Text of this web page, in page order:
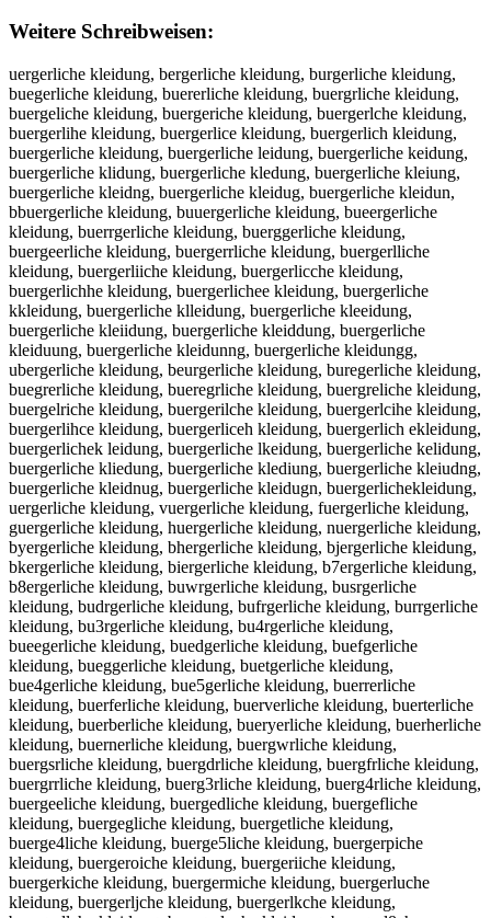
Weitere Schreibweisen:
uergerliche kleidung, bergerliche kleidung, burgerliche kleidung, buegerliche kleidung, buererliche kleidung, buergrliche kleidung, buergeliche kleidung, buergeriche kleidung, buergerlche kleidung, buergerlihe kleidung, buergerlice kleidung, buergerlich kleidung, buergerliche kleidung, buergerliche leidung, buergerliche keidung, buergerliche klidung, buergerliche kledung, buergerliche kleiung, buergerliche kleidng, buergerliche kleidug, buergerliche kleidun, bbuergerliche kleidung, buuergerliche kleidung, bueergerliche kleidung, buerrgerliche kleidung, buerggerliche kleidung, buergeerliche kleidung, buergerrliche kleidung, buergerlliche kleidung, buergerliiche kleidung, buergerlicche kleidung, buergerlichhe kleidung, buergerlichee kleidung, buergerliche kkleidung, buergerliche klleidung, buergerliche kleeidung, buergerliche kleiidung, buergerliche kleiddung, buergerliche kleiduung, buergerliche kleidunng, buergerliche kleidungg, ubergerliche kleidung, beurgerliche kleidung, buregerliche kleidung, buegrerliche kleidung, bueregrliche kleidung, buergreliche kleidung, buergelriche kleidung, buergerilche kleidung, buergerlcihe kleidung, buergerlihce kleidung, buergerliceh kleidung, buergerlich ekleidung, buergerlichek leidung, buergerliche lkeidung, buergerliche kelidung, buergerliche kliedung, buergerliche klediung, buergerliche kleiudng, buergerliche kleidnug, buergerliche kleidugn, buergerlichekleidung, uergerliche kleidung, vuergerliche kleidung, fuergerliche kleidung, guergerliche kleidung, huergerliche kleidung, nuergerliche kleidung, byergerliche kleidung, bhergerliche kleidung, bjergerliche kleidung, bkergerliche kleidung, biergerliche kleidung, b7ergerliche kleidung, b8ergerliche kleidung, buwrgerliche kleidung, busrgerliche kleidung, budrgerliche kleidung, bufrgerliche kleidung, burrgerliche kleidung, bu3rgerliche kleidung, bu4rgerliche kleidung, bueegerliche kleidung, buedgerliche kleidung, buefgerliche kleidung, bueggerliche kleidung, buetgerliche kleidung, bue4gerliche kleidung, bue5gerliche kleidung, buerrerliche kleidung, buerferliche kleidung, buerverliche kleidung, buerterliche kleidung, buerberliche kleidung, bueryerliche kleidung, buerherliche kleidung, buernerliche kleidung, buergwrliche kleidung, buergsrliche kleidung, buergdrliche kleidung, buergfrliche kleidung, buergrrliche kleidung, buerg3rliche kleidung, buerg4rliche kleidung, buergeeliche kleidung, buergedliche kleidung, buergefliche kleidung, buergegliche kleidung, buergetliche kleidung, buerge4liche kleidung, buerge5liche kleidung, buergerpiche kleidung, buergeroiche kleidung, buergeriiche kleidung, buergerkiche kleidung, buergermiche kleidung, buergerluche kleidung, buergerljche kleidung, buergerlkche kleidung, buergerllche kleidung, buergerloche kleidung, buergerl8che kleidung, buergerl9che kleidung, buergerli he kleidung, buergerlixhe kleidung, buergerlishe kleidung, buergerlidhe kleidung, buergerlifhe kleidung, buergerlivhe kleidung, buergerlicbe kleidung, buergerlicge kleidung, buergerlicte kleidung, buergerlicye kleidung, buergerlicue kleidung, buergerlicje kleidung, buergerlicme kleidung, buergerlicne kleidung, buergerlichw kleidung, buergerlichs kleidung, buergerlichd kleidung, buergerlichf kleidung, buergerlichr kleidung, buergerlich3 kleidung, buergerlich4 kleidung, buergerliche uleidung, buergerliche jleidung, buergerliche mleidung, buergerliche lleidung, buergerliche oleidung, buergerliche kpeidung, buergerliche koeidung, buergerliche kieidung, buergerliche kkeidung, buergerliche kmeidung, buergerliche klwidung, buergerliche klsidung, buergerliche kldidung, buergerliche klfidung, buergerliche klridung, buergerliche kl3idung, buergerliche kl4idung, buergerliche kleudung, buergerliche klejdung, buergerliche klekdung, buergerliche kleldung, buergerliche kleodung, buergerliche kle8dung, buergerliche kle9dung, buergerliche kleixung, buergerliche kleisung, buergerliche kleiwung, buergerliche kleieung, buergerliche kleirung, buergerliche kleifung, buergerliche kleivung, buergerliche kleicung, buergerliche kleidyng, buergerliche kleidhng, buergerliche kleidjng, buergerliche kleidkng, buergerliche kleiding, buergerliche kleid7ng, buergerliche kleid8ng, buergerliche kleidu g, buergerliche kleidubg, buergerliche kleidugg, buergerliche kleiduhg, buergerliche kleidujg, buergerliche kleidumg, buergerliche kleidunr, buergerliche kleidunf, buergerliche kleidunv, buergerliche kleidunt, buergerliche kleidunb, buergerliche kleiduny, buergerliche kleidunh, buergerliche kleidunn, buergerliche kleidung, b uergerliche kleidung, vbuergerliche kleidung, bvuergerliche kleidung, fbuergerliche kleidung, bfuergerliche kleidung, gbuergerliche kleidung, bguergerliche kleidung, hbuergerliche kleidung, bhuergerliche kleidung, nbuergerliche kleidung, bnuergerliche kleidung, byuergerliche kleidung, buyergerliche kleidung, buhergerliche kleidung, bjuergerliche kleidung, bujergerliche kleidung, bkuergerliche kleidung, bukergerliche kleidung, biuergerliche kleidung, buiergerliche kleidung, b7uergerliche kleidung, bu7ergerliche kleidung, b8uergerliche kleidung, bu8ergerliche kleidung, buwergerliche kleidung, buewrgerliche kleidung, busergerliche kleidung, buesrgerliche kleidung, budergerliche kleidung, buedrgerliche kleidung, bufergerliche kleidung, buefrgerliche kleidung, burergerliche kleidung, bu3ergerliche kleidung, bue3rgerliche kleidung, bu4ergerliche kleidung, bue4rgerliche kleidung, bueregerliche kleidung, buerdgerliche kleidung, buerfgerliche kleidung, buegrgerliche kleidung, buetrgerliche kleidung, buertgerliche kleidung, buer4gerliche kleidung, bue5rgerliche kleidung, buer5gerliche kleidung, buergrerliche kleidung, buergferliche kleidung, buervgerliche kleidung, buergverliche kleidung, buergterliche kleidung, buerbgerliche kleidung, buergberliche kleidung, buerygerliche kleidung, buergyerliche kleidung, buerhgerliche kleidung, buergherliche kleidung, buerngerliche kleidung, buergnerliche kleidung, buergwerliche kleidung, buergewrliche kleidung, buergserliche kleidung, buergesrliche kleidung, buergderliche kleidung, buergedrliche kleidung, buergefrliche kleidung, buerg3erliche kleidung, buerge3rliche kleidung, buerg4erliche kleidung, buerge4rliche kleidung, buergereliche kleidung, buergerdliche kleidung, buergerfliche kleidung, buergegrliche kleidung, buergergliche kleidung, buergetrliche kleidung, buergertliche kleidung, buerger4liche kleidung, buerge5rliche kleidung, buerger5liche kleidung, buergerpliche kleidung, buergerlpiche kleidung, buergeroliche kleidung, buergerloiche kleidung, buergeriliche kleidung, buergerkliche kleidung, buergerlkiche kleidung, buergermliche kleidung, buergerlmiche kleidung, buergerluiche kleidung, buergerliuche kleidung, buergerljiche kleidung, buergerlijche kleidung, buergerlikche kleidung, buergerlilche kleidung, buergerlioche kleidung, buergerl8iche kleidung, buergerli8che kleidung, buergerl9iche kleidung, buergerli9che kleidung, buergerli che kleidung, buergerlic he kleidung, buergerlixche kleidung, buergerlicxhe kleidung, buergerlische kleidung, buergerlicshe kleidung, buergerlidche kleidung, buergerlicdhe kleidung, buergerlifche kleidung, buergerlicfhe kleidung, buergerlivche kleidung, buergerlicvhe kleidung, buergerlicbhe kleidung, buergerlichbe kleidung, buergerlicghe kleidung, buergerlichge kleidung, buergerlicthe kleidung, buergerlichte kleidung, buergerlicyhe kleidung, buergerlichye kleidung, buergerlicuhe kleidung, buergerlichue kleidung, buergerlicjhe kleidung, buergerlichje kleidung, buergerlicmhe kleidung, buergerlichme kleidung, buergerlicnhe kleidung, buergerlichne kleidung, buergerlichwe kleidung, buergerlichew kleidung, buergerlichse kleidung, buergerliches kleidung, buergerlichde kleidung, buergerliched kleidung, buergerlichfe kleidung, buergerlichef kleidung, buergerlichre kleidung, buergerlicher kleidung, buergerlich3e kleidung, buergerliche3 kleidung, buergerlich4e kleidung, buergerliche4 kleidung, buergerliche ukleidung, buergerliche kuleidung, buergerliche jkleidung, buergerliche kjleidung, buergerliche mkleidung, buergerliche kmleidung, buergerliche lkleidung, buergerliche okleidung, buergerliche koleidung, buergerliche kpleidung, buergerliche klpeidung, buergerliche kloeidung, buergerliche kileidung, buergerliche klieidung, buergerliche klkeidung, buergerliche klmeidung, buergerliche klweidung, buergerliche klewidung, buergerliche klseidung, buergerliche klesidung, buergerliche kldeidung, buergerliche kledidung, buergerliche klfeidung, buergerliche klefidung, buergerliche klreidung, buergerliche kleridung, buergerliche kl3eidung, buergerliche kle3idung, buergerliche kl4eidung, buergerliche kle4idung, buergerliche kleuidung, buergerliche kleiudung, buergerliche klejidung, buergerliche kleijdung, buergerliche klekidung, buergerliche kleikdung, buergerliche klelidung, buergerliche kleildung, buergerliche kleoidung, buergerliche kleiodung, buergerliche kle8idung, buergerliche klei8dung, buergerliche kle9idung, buergerliche klei9dung, buergerliche kleixdung, buergerliche kleidxung, buergerliche kleisdung, buergerliche kleidsung, buergerliche kleiwdung, buergerliche kleidwung, buergerliche kleiedung, buergerliche kleideung, buergerliche kleirdung, buergerliche kleidrung, buergerliche kleifdung, buergerliche kleidfung, buergerliche kleivdung, buergerliche kleidvung, buergerliche kleicdung, buergerliche kleidcung, buergerliche kleidyung, buergerliche kleiduyng, buergerliche kleidhung, buergerliche kleiduhng, buergerliche kleidjung, buergerliche kleidujng, buergerliche kleidkung, buergerliche kleidukng, buergerliche kleidiung, buergerliche kleiduing, buergerliche kleid7ung, buergerliche kleidu7ng, buergerliche kleid8ung, buergerliche kleidu8ng, buergerliche kleidu ng, buergerliche kleidun g, buergerliche kleidubng, buergerliche kleidunbg, buergerliche kleidugng, buergerliche kleidunhg, buergerliche kleidunjg, buergerliche kleidumng, buergerliche kleidunmg, buergerliche kleidunrg, buergerliche kleidung